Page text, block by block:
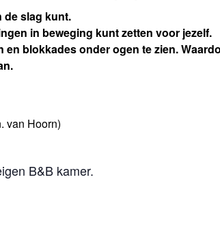
de slag kunt.
in beweging kunt zetten voor jezelf.
blokkades onder ogen te zien.
van Hoorn)
B&B kamer.